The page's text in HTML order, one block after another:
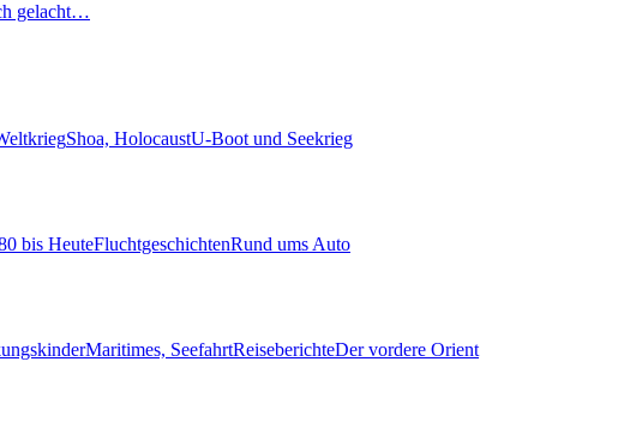
gelacht…
Shoa, HolocaustU-Boot und Seekrieg
bis HeuteFluchtgeschichtenRund ums Auto
Maritimes, SeefahrtReiseberichteDer vordere Orient